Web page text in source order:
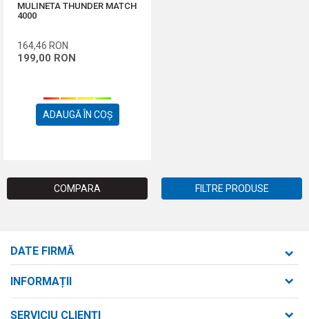
MULINETA THUNDER MATCH
4000
164,46 RON
199,00 RON
ADAUGĂ ÎN COȘ
COMPARA FILTRE PRODUSE
DATE FIRMĂ
strada Bld. Mihai Viteazul nr. 169/B
INFORMAȚII
SERVICIU CLIENȚI